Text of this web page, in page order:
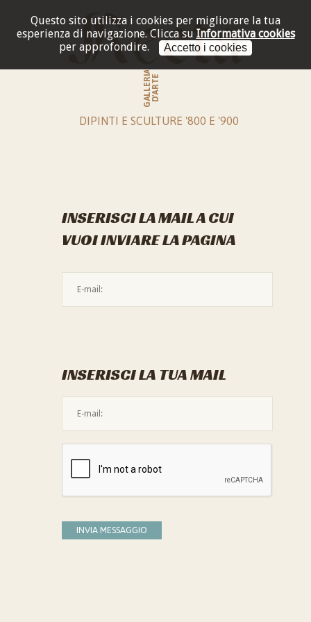
Questo sito utilizza i cookies per migliorare la tua
esperienza di navigazione. Clicca su Informativa cookies
per approfondire.
Accetto i cookies
GALLERIAD'ARTE
DIPINTI E SCULTURE '800 E '900
INSERISCI LA MAIL A CUI
VUOI INVIARE LA PAGINA
INSERISCI LA TUA MAIL
INVIA MESSAGGIO